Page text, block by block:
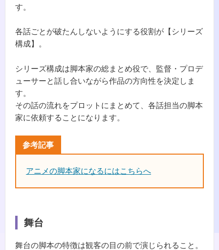
す。
各話ごとが破たんしないようにする役割が【シリーズ
構成】。
シリーズ構成は脚本家の総まとめ役で、監督・プロデ
ューサーと話し合いながら作品の方向性を決定しま
す。
その話の流れをプロットにまとめて、各話担当の脚本
家に依頼することになります。
アニメの脚本家になるにはこちらへ
舞台
舞台の脚本の特徴は観客の目の前で演じられること。